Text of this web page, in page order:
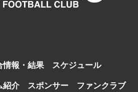
情報・結果
スケジュール
紹介 スポンサー ファンクラブ